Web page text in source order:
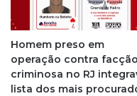
Homem preso em
operação contra facção
criminosa no RJ
lista dos mais